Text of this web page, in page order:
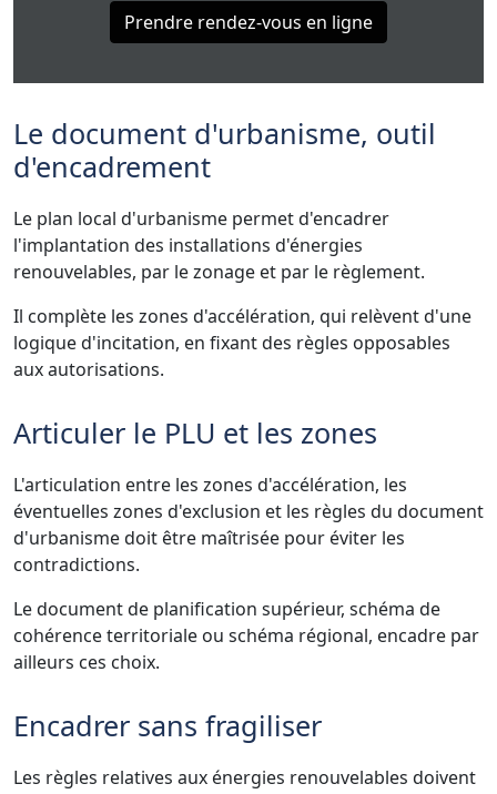
Prendre rendez-vous en ligne
Le document d'urbanisme, outil
d'encadrement
Le plan local d'urbanisme permet d'encadrer
l'implantation des installations d'énergies
renouvelables, par le zonage et par le règlement.
Il complète les zones d'accélération, qui relèvent d'une
logique d'incitation, en fixant des règles opposables
aux autorisations.
Articuler le PLU et les zones
L'articulation entre les zones d'accélération, les
éventuelles zones d'exclusion et les règles du document
d'urbanisme doit être maîtrisée pour éviter les
contradictions.
Le document de planification supérieur, schéma de
cohérence territoriale ou schéma régional, encadre par
ailleurs ces choix.
Encadrer sans fragiliser
Les règles relatives aux énergies renouvelables doivent